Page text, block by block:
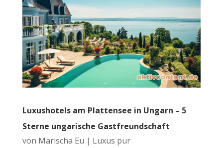
Luxushotels am Plattensee in Ungarn – 5
Sterne ungarische Gastfreundschaft
von Marischa Eu | Luxus pur